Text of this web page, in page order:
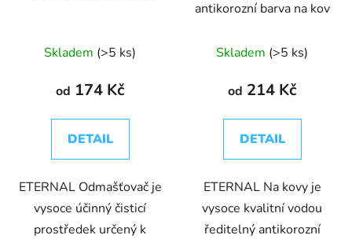
Skladem (>5 ks)
od 174 Kč
DETAIL
ETERNAL Odmašťovač je
vysoce účinný čisticí
prostředek určený k
antikorozní barva na kov
Skladem (>5 ks)
od 214 Kč
DETAIL
ETERNAL Na kovy je
vysoce kvalitní vodou
ředitelný antikorozní